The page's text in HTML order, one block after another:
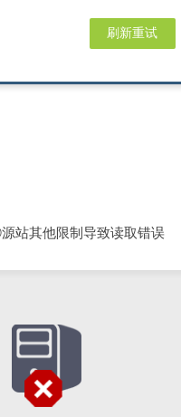
刷新重试
站其他限制导致读取错误